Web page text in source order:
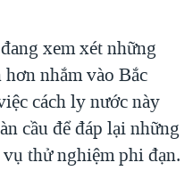
NAM
VIỆT NAM
VIỆT NAM
xem xét những
nhắm vào Bắc
cách ly nước này
cầu để đáp lại những
thử nghiệm phi đạn.